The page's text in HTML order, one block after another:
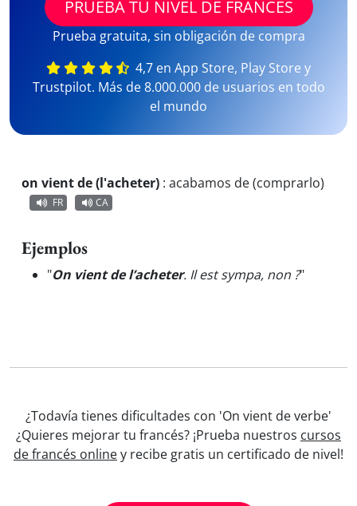
PRUEBA TU NIVEL DE FRANCÉS
Prueba gratuita, sin obligación de compra
4,7 en App Store, Play Store y
Trustpilot. Más de 8.000.000 de usuarios en todo
el mundo
on vient de (l'acheter) : acabamos de (comprarlo)
FR CA
Ejemplos
"On vient de l’acheter. Il est sympa, non ?"
¿Todavía tienes dificultades con 'On vient de verbe'
¿Quieres mejorar tu francés? ¡Prueba nuestros cursos
de francés onliney recibe gratis un certificado de nivel!